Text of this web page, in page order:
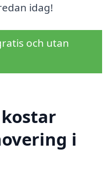
idag!
och utan
i